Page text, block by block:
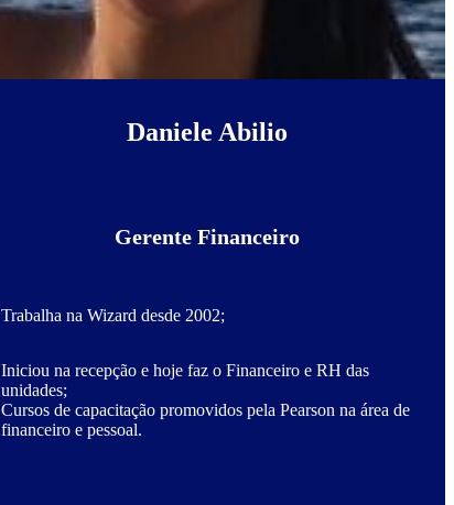
Daniele Abilio
Gerente Financeiro
Trabalha na Wizard desde 2002;
Iniciou na recepção e hoje faz o Financeiro e RH das
unidades;
Cursos de capacitação promovidos pela Pearson na área de
financeiro e pessoal.